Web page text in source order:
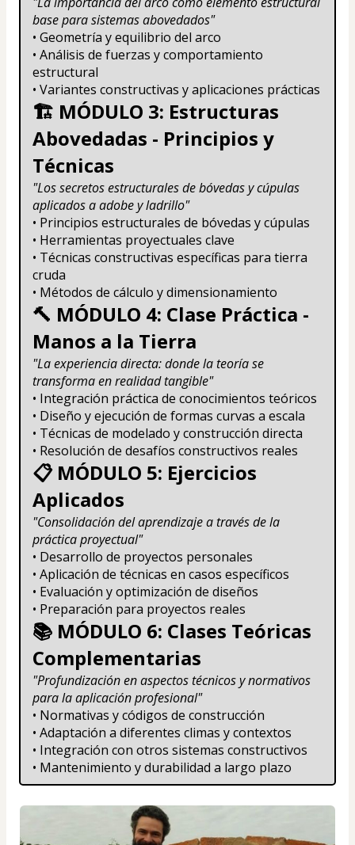
base para sistemas abovedados"
• Geometría y equilibrio del arco
• Análisis de fuerzas y comportamiento
estructural
• Variantes constructivas y aplicaciones prácticas
🏗️ MÓDULO 3: Estructuras
Abovedadas - Principios y
Técnicas
"Los secretos estructurales de bóvedas y cúpulas
aplicados a adobe y ladrillo"
• Principios estructurales de bóvedas y cúpulas
• Herramientas proyectuales clave
• Técnicas constructivas específicas para tierra
cruda
• Métodos de cálculo y dimensionamiento
🔨 MÓDULO 4: Clase Práctica -
Manos a la Tierra
"La experiencia directa: donde la teoría se
transforma en realidad tangible"
• Integración práctica de conocimientos teóricos
• Diseño y ejecución de formas curvas a escala
• Técnicas de modelado y construcción directa
• Resolución de desafíos constructivos reales
📋 MÓDULO 5: Ejercicios
Aplicados
"Consolidación del aprendizaje a través de la
práctica proyectual"
• Desarrollo de proyectos personales
• Aplicación de técnicas en casos específicos
• Evaluación y optimización de diseños
• Preparación para proyectos reales
📚 MÓDULO 6: Clases Teóricas
Complementarias
"Profundización en aspectos técnicos y normativos
para la aplicación profesional"
• Normativas y códigos de construcción
• Adaptación a diferentes climas y contextos
• Integración con otros sistemas constructivos
• Mantenimiento y durabilidad a largo plazo